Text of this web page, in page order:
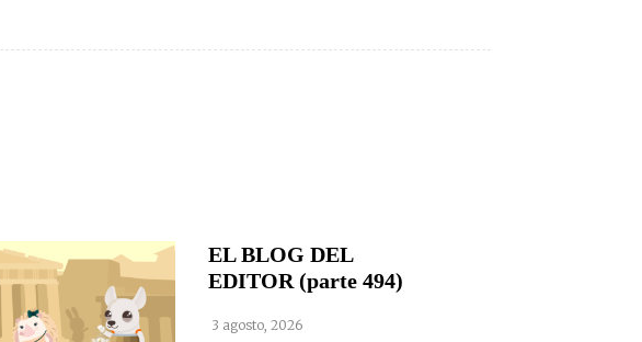
EL BLOG DEL
EDITOR (parte 494)
3 agosto, 2026